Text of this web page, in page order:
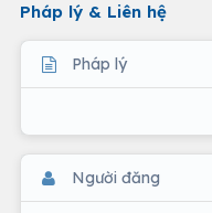
Pháp lý & Liên hệ
Pháp lý
Người đăng